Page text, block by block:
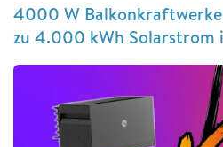
4000 W
zu 4.000 kWh Solarstrom